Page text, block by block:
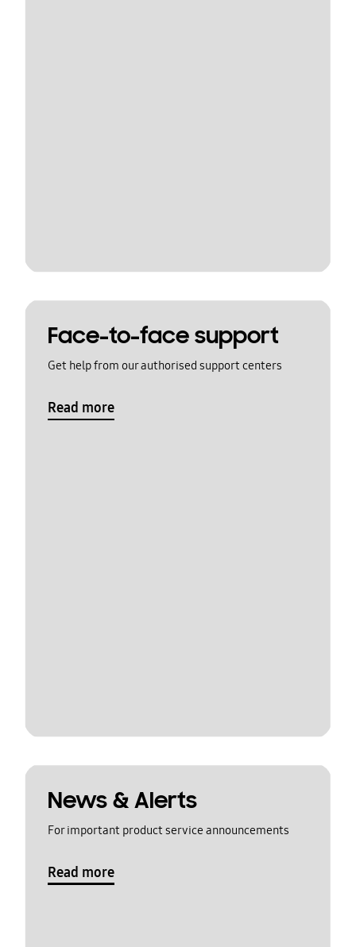
Face-to-face support
Get help from our authorised support centers
Read more
News & Alerts
For important product service announcements
Read more